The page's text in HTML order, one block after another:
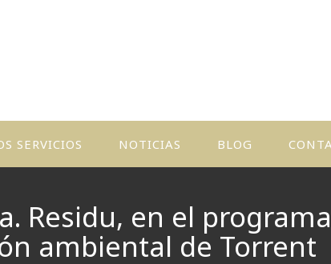
SERVICIOS NOTICIAS BLOG
Residu, en el
ambiental de Torrent